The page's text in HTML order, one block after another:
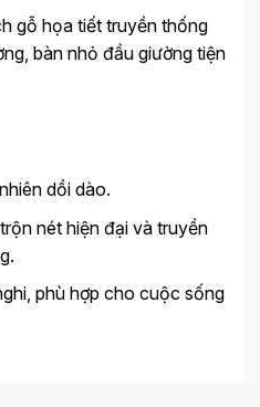
gỗ họa tiết truyền thống
bàn nhỏ đầu giường tiện
dồi dào.
nét hiện đại và truyền
phù hợp cho cuộc sống